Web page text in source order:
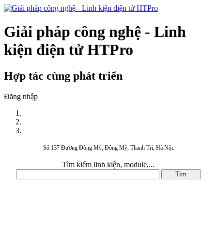
Giải pháp công nghệ - Linh
kiện điện tử HTPro
Hợp tác cùng phát triển
Đăng nhập
Số 137 Đường Đông Mỹ, Đông Mỹ, Thanh Trì, Hà Nội.
Tìm kiếm linh kiện, module,...